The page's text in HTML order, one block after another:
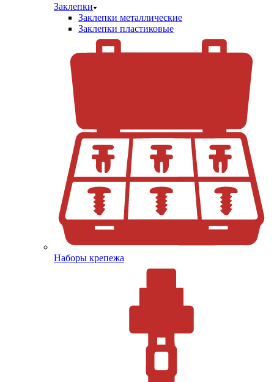
Заклепки
Заклепки металлические
Заклепки пластиковые
Наборы крепежа